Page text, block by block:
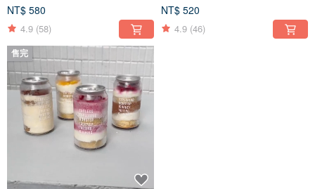
NT$ 580
4.9 (58)
NT$ 520
4.9 (46)
售完